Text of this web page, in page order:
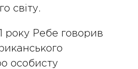
світу.
року Ребе говорив
особисту